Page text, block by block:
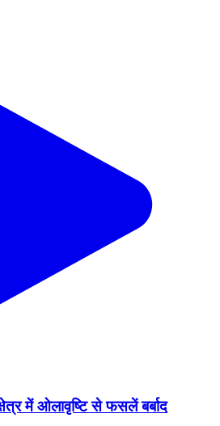
में ओलावृष्टि से फसलें बर्बाद